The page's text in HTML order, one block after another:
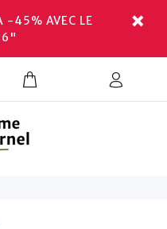
-45% AVEC LE